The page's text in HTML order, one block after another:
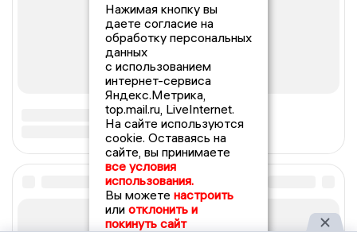
Нажимая кнопку вы
даете согласие на
обработку персональных
данных
с использованием
интернет-сервиса
Яндекс.Метрика,
top.mail.ru, LiveInternet.
На сайте используются
cookie. Оставаясь на
сайте, вы принимаете
все условия
использования.
Вы можете настроить
или отклонить и
покинуть сайт